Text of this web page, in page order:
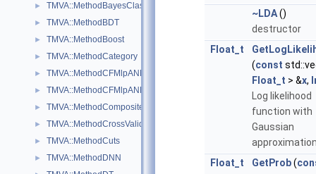
► TMVA::MethodBayesClassifier
► TMVA::MethodBDT
► TMVA::MethodBoost
► TMVA::MethodCategory
► TMVA::MethodCFMlpANN
► TMVA::MethodCFMlpANN_Utils
► TMVA::MethodCompositeBase
► TMVA::MethodCrossValidation
► TMVA::MethodCuts
► TMVA::MethodDNN
~LDA()
destructor
Float_t
(const
Float_t > &x,
Log likelihood
function with
Gaussian
Float_t
GetProb(